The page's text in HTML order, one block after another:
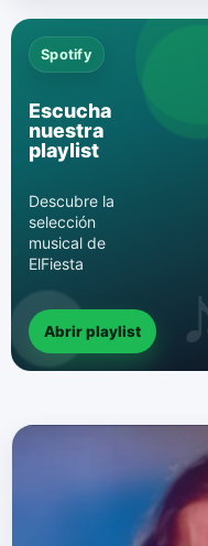
Spotify
Escucha
nuestra
playlist
Descubre la
selección
musical de
ElFiesta
Abrir playlist